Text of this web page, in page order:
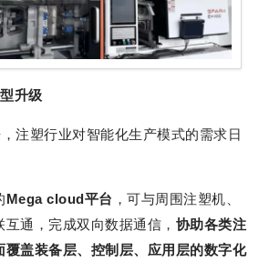
升级
注塑行业对智能化生产模式的需求日
Mega cloud平台 ，可与周围注塑机、
通，完成双向数据通信， 协助各类注
覆盖装备层、控制层、应用层的数字化